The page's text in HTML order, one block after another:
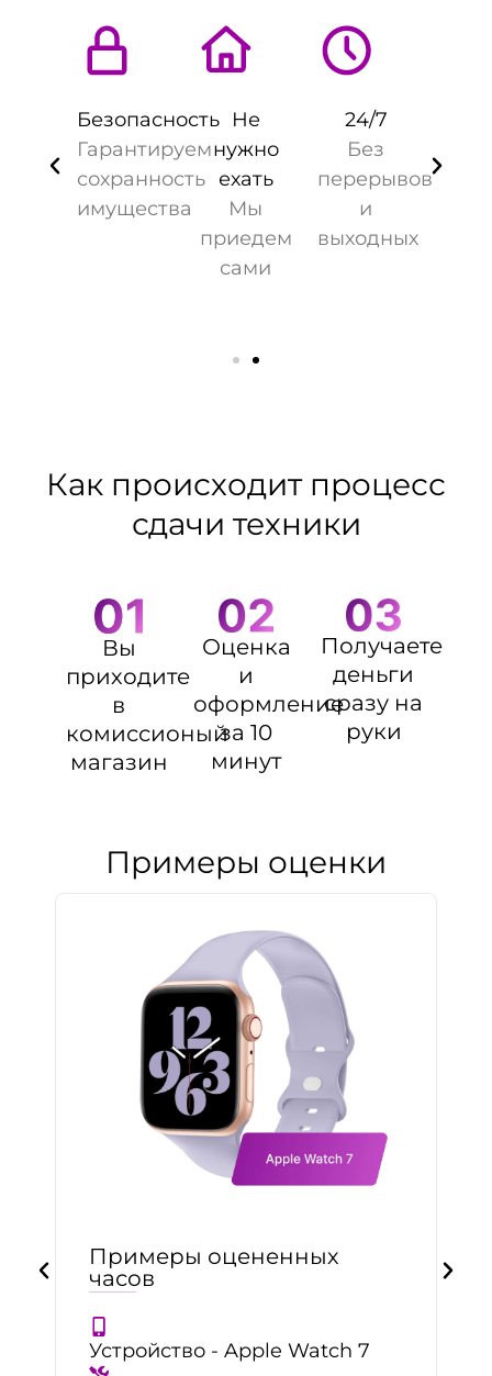
Безопасность
Гарантируем
сохранность
имущества
Не
нужно
ехать
Мы
приедем
сами
24/7
Без
перерывов
и
выходных
Как происходит процесс
сдачи техники
Вы
приходите
в
комиссионый
магазин
Оценка
и
оформление
за 10
минут
Получаете
деньги
сразу на
руки
Примеры оценки
Примеры оцененных
часов
Устройство - Apple Watch 7